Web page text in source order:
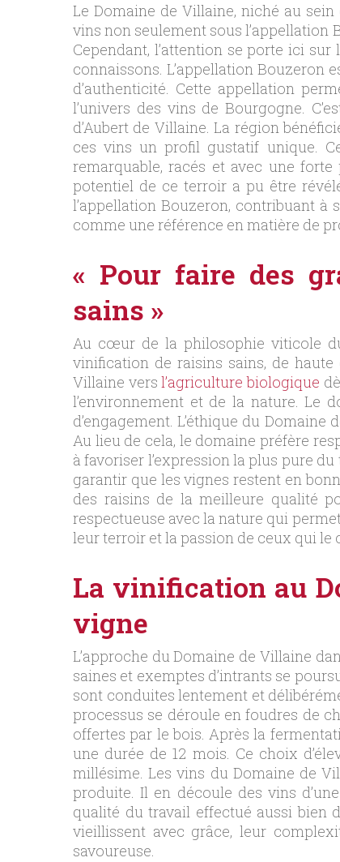
Le Domaine de Villaine, niché au
vins non seulement sous l’appellation
Cependant, l’attention se porte ici
connaissons. L’appellation Bouzeron
d’authenticité. Cette appellation
l’univers des vins de Bourgogne.
d’Aubert de Villaine. La région
ces vins un profil gustatif unique.
remarquable, racés et avec une
potentiel de ce terroir a pu être
l’appellation Bouzeron, contribuant à
comme une référence en matière de
« Pour faire des
sains »
Au cœur de la philosophie viticole
vinification de raisins sains, de
Villaine versl’agriculture biologique
l’environnement et de la nature. Le
d’engagement. L’éthique du
Au lieu de cela, le domaine préfère
à favoriser l’expression la plus pure
garantir que les vignes restent en
des raisins de la meilleure qualité
respectueuse avec la nature qui
leur terroir et la passion de ceux qui le
La vinification au
vigne
L’approche du Domaine de Villaine
saines et exemptes d’intrants se
sont conduites lentement et
processus se déroule en foudres de
offertes par le bois. Après la
une durée de 12 mois. Ce choix
millésime. Les vins du Domaine de
produite. Il en découle des vins
qualité du travail effectué aussi bien
vieillissent avec grâce, leur
savoureuse.